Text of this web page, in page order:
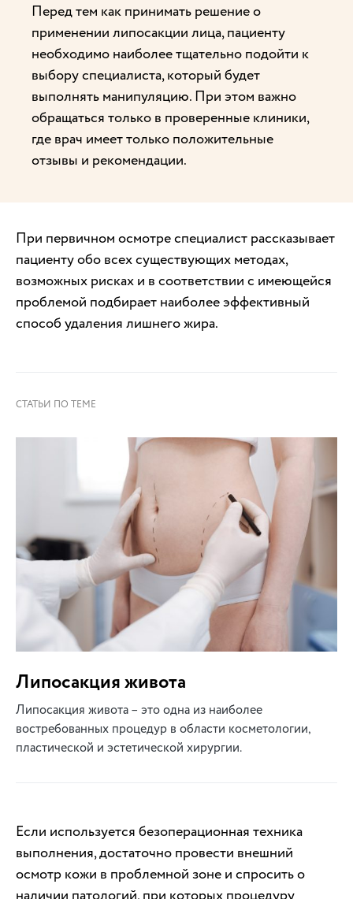
Перед тем как принимать решение о
применении липосакции лица, пациенту
необходимо наиболее тщательно подойти к
выбору специалиста, который будет
выполнять манипуляцию. При этом важно
обращаться только в проверенные клиники,
где врач имеет только положительные
отзывы и рекомендации.
При первичном осмотре специалист рассказывает
пациенту обо всех существующих методах,
возможных рисках и в соответствии с имеющейся
проблемой подбирает наиболее эффективный
способ удаления лишнего жира.
Липосакция живота
Липосакция живота – это одна из наиболее
востребованных процедур в области косметологии,
пластической и эстетической хирургии.
Если используется безоперационная техника
выполнения, достаточно провести внешний
осмотр кожи в проблемной зоне и спросить о